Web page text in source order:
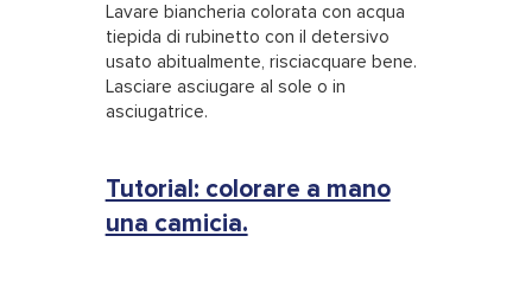
Lavare biancheria colorata con acqua
tiepida di rubinetto con il detersivo
usato abitualmente, risciacquare bene.
Lasciare asciugare al sole o in
asciugatrice.
Tutorial: colorare a mano
una camicia.